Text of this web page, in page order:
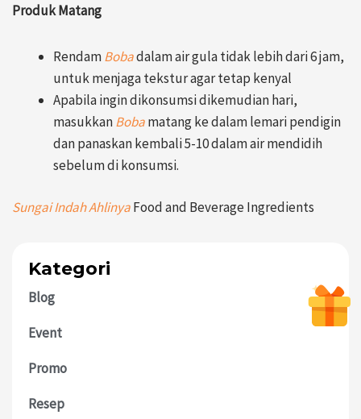
Kategori
Blog
Event
Promo
Resep
Produk Matang
RendamBobadalam air gula tidak lebih dari 6 jam,
untuk menjaga tekstur agar tetap kenyal
Apabila ingin dikonsumsi dikemudian hari,
masukkanBobamatang ke dalam lemari pendigin
dan panaskan kembali 5-10 dalam air mendidih
sebelum di konsumsi.
Sungai Indah AhlinyaFood and Beverage Ingredients